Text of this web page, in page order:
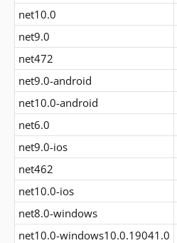
net10.0
net9.0
net472
net9.0-android
net10.0-android
net6.0
net9.0-ios
net462
net10.0-ios
net8.0-windows
net10.0-windows10.0.19041.0